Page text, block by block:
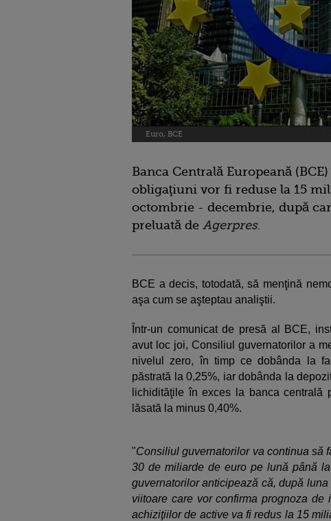
Euro, BCE
Banca Centrală Europeană
obligaţiuni vor fi reduse la 15
octombrie - decembrie, după
preluată de Agerpres.
BCE a decis, totodată, să menţină
aşa cum se aşteptau analiştii.
Într-un comunicat de presă al BCE,
avut loc joi, Consiliul guvernatorilor a
nivelul zero, în timp ce dobânda la
păstrată la 0,25%, iar dobânda la
lichidităţile în exces la banca
lăsată la minus 0,40%.
"Consiliul guvernatorilor va continua să
30 de miliarde de euro pe lună până
guvernatorilor anticipează că, după
viitoare care vor confirma prognoza
achiziţiilor de active va fi redus la 15